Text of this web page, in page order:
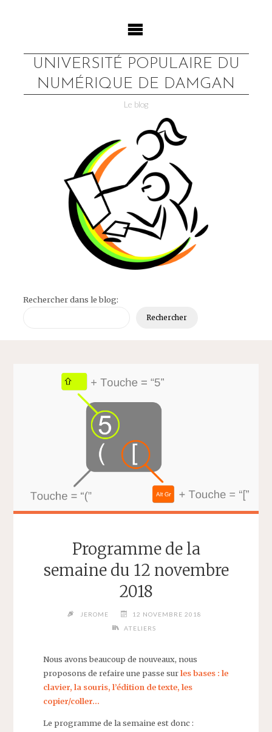
UNIVERSITÉ POPULAIRE DU
NUMÉRIQUE DE DAMGAN
Le blog
Rechercher dans le blog:
Rechercher
Programme de la
semaine du 12 novembre
2018
JEROME
12 NOVEMBRE 2018
ATELIERS
Nous avons beaucoup de nouveaux, nous
proposons de refaire une passe surles bases : le
clavier, la souris, l’édition de texte, les
copier/coller…
Le programme de la semaine est donc :